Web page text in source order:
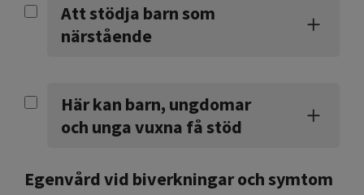
Att stödja barn som
närstående
Här kan barn, ungdomar
och unga vuxna få stöd
Egenvård vid biverkningar och symtom